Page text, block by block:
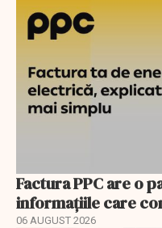
Factura PPC are o
informațiile care
06 AUGUST 2026